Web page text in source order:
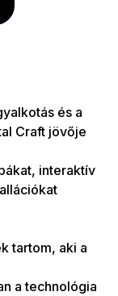
és a
Craft jövője
interaktív
tartom, aki a
a technológia